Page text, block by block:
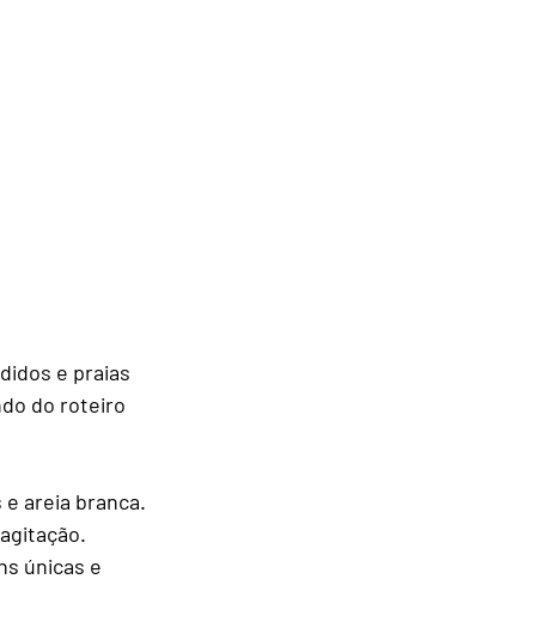
e praias
do roteiro
areia branca.
únicas e